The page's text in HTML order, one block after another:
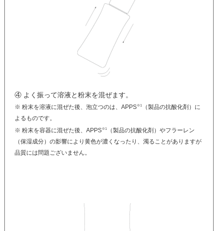
④ よく振って溶液と粉末を混ぜます。
※ 粉末を溶液に混ぜた後、泡立つのは、APPS※1（製品の抗酸化剤）に
よるものです。
※ 粉末を容器に混ぜた後、APPS※1（製品の抗酸化剤）やフラーレン
（保湿成分）の影響により黄色が濃くなったり、濁ることがありますが
品質には問題ございません。